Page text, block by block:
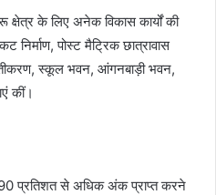
क्षेत्र के लिए अनेक विकास कार्यों की
निर्माण, पोस्ट मैट्रिक छात्रावास
स्कूल भवन, आंगनबाड़ी भवन,
कीं।
में 90 प्रतिशत से अधिक अंक प्राप्त करने